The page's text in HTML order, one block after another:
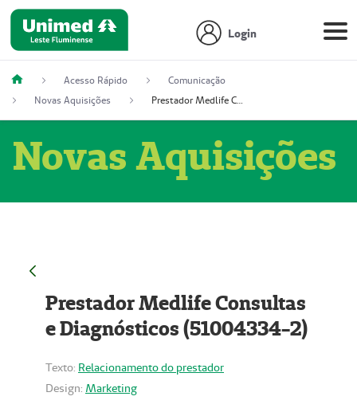
Login
Acesso Rápido
Comunicação
Novas Aquisições
Prestador Medlife Consultas e Diagnósticos (51004334-2)
Novas Aquisições
Prestador Medlife Consultas
e Diagnósticos (51004334-2)
Texto: Relacionamento do prestador
Design: Marketing